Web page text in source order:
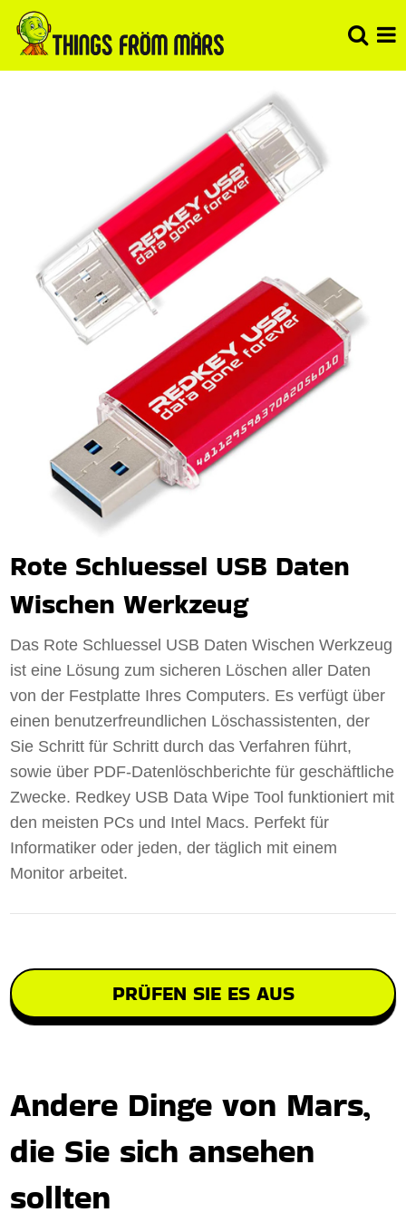
Rote Schluessel USB Daten
Wischen Werkzeug
Das Rote Schluessel USB Daten Wischen Werkzeug
ist eine Lösung zum sicheren Löschen aller Daten
von der Festplatte Ihres Computers. Es verfügt über
einen benutzerfreundlichen Löschassistenten, der
Sie Schritt für Schritt durch das Verfahren führt,
sowie über PDF-Datenlöschberichte für geschäftliche
Zwecke. Redkey USB Data Wipe Tool funktioniert mit
den meisten PCs und Intel Macs. Perfekt für
Informatiker oder jeden, der täglich mit einem
Monitor arbeitet.
PRÜFEN SIE ES AUS
Andere Dinge von Mars,
die Sie sich ansehen
sollten